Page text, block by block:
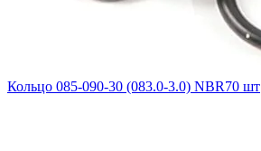
Кольцо 085-090-30 (083.0-3.0) NBR70 шт